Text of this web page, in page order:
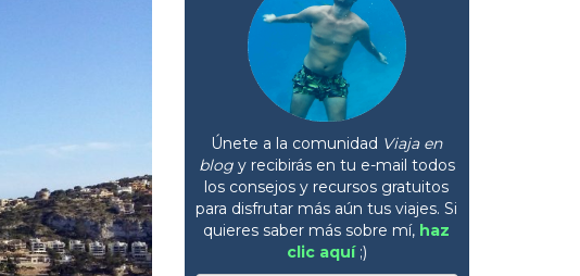
Únete a la comunidad Viaja en
blogy recibirás en tu e-mail todos
los consejos y recursos gratuitos
para disfrutar más aún tus viajes. Si
quieres saber más sobre mí, haz
clic aquí;)